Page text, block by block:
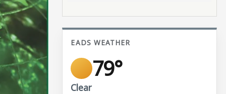
EADS WEATHER
79°
Clear